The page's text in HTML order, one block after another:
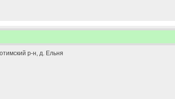
р-н, д. Ельня